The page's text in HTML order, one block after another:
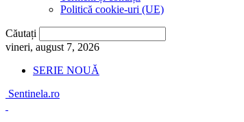
Politică cookie-uri (UE)
Căutați
vineri, august 7, 2026
SERIE NOUĂ
Sentinela.ro